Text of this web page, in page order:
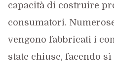
capacità di costruire
consumatori.
vengono fabbricati i
state chiuse, facendo